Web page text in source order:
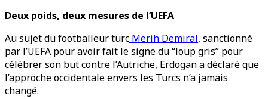
Deux poids, deux mesures de l’UEFA
Au sujet du footballeur turc Merih Demiral, sanctionné
par l’UEFA pour avoir fait le signe du “loup gris” pour
célébrer son but contre l’Autriche, Erdogan a déclaré que
l’approche occidentale envers les Turcs n’a jamais
changé.